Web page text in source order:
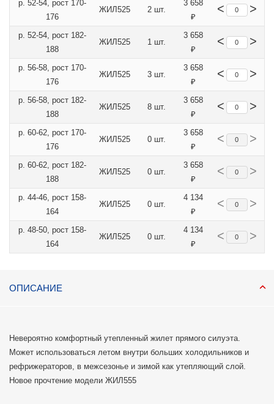
р. 52-54, рост 170-
176
ЖИЛ525 2 шт.
3 658
₽
< >
р. 52-54, рост 182-
188
ЖИЛ525 1 шт.
3 658
₽
< >
р. 56-58, рост 170-
176
ЖИЛ525 3 шт.
3 658
₽
< >
р. 56-58, рост 182-
188
ЖИЛ525 8 шт.
3 658
₽
< >
р. 60-62, рост 170-
176
ЖИЛ525 0 шт.
3 658
₽
< >
р. 60-62, рост 182-
188
ЖИЛ525 0 шт.
3 658
₽
< >
р. 44-46, рост 158-
164
ЖИЛ525 0 шт.
4 134
₽
< >
р. 48-50, рост 158-
164
ЖИЛ525 0 шт.
4 134
₽
< >
ОПИСАНИЕ
Невероятно комфортный утепленный жилет прямого силуэта.
Может использоваться летом внутри больших холодильников и
рефрижераторов, в межсезонье и зимой как утепляющий слой.
Новое прочтение модели ЖИЛ555